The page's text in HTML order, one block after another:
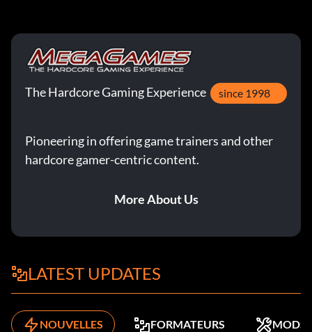
The Hardcore Gaming Experience since 1998
Pioneering in offering game trainers and other
hardcore gamer-centric content.
More About Us
LATEST UPDATES
NOUVELLES FORMATEURS MODS